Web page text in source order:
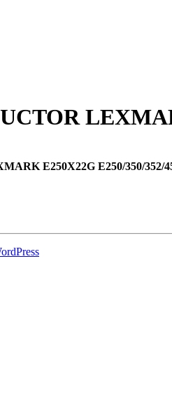
E250X22G E250/350/352/